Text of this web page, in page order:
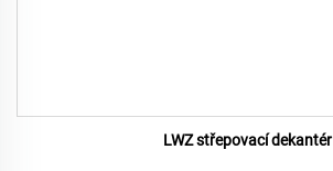
LWZ střepovací dekantér